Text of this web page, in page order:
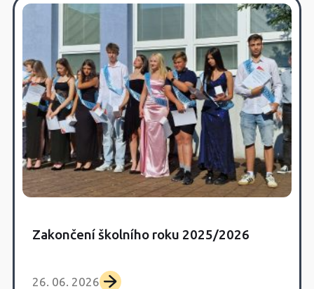
Zakončení školního roku 2025/2026
26. 06. 2026